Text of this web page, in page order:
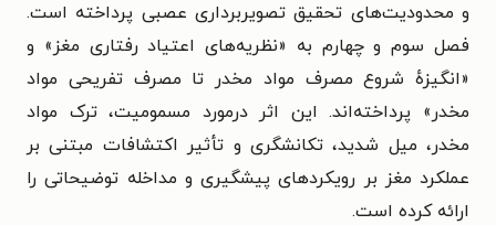
و محدودیت‌های تحقیق تصویربرداری عصبی پرداخته است.
فصل سوم و چهارم به «نظریه‌های اعتیاد رفتاری مغز» و
«انگیزهٔ شروع مصرف مواد مخدر تا مصرف تفریحی مواد
مخدر» پرداخته‌اند. این اثر درمورد مسمومیت، ترک مواد
مخدر، میل شدید، تکانشگری و تأثیر اکتشافات مبتنی بر
عملکرد مغز بر رویکردهای پیشگیری و مداخله توضیحاتی را
ارائه کرده است.